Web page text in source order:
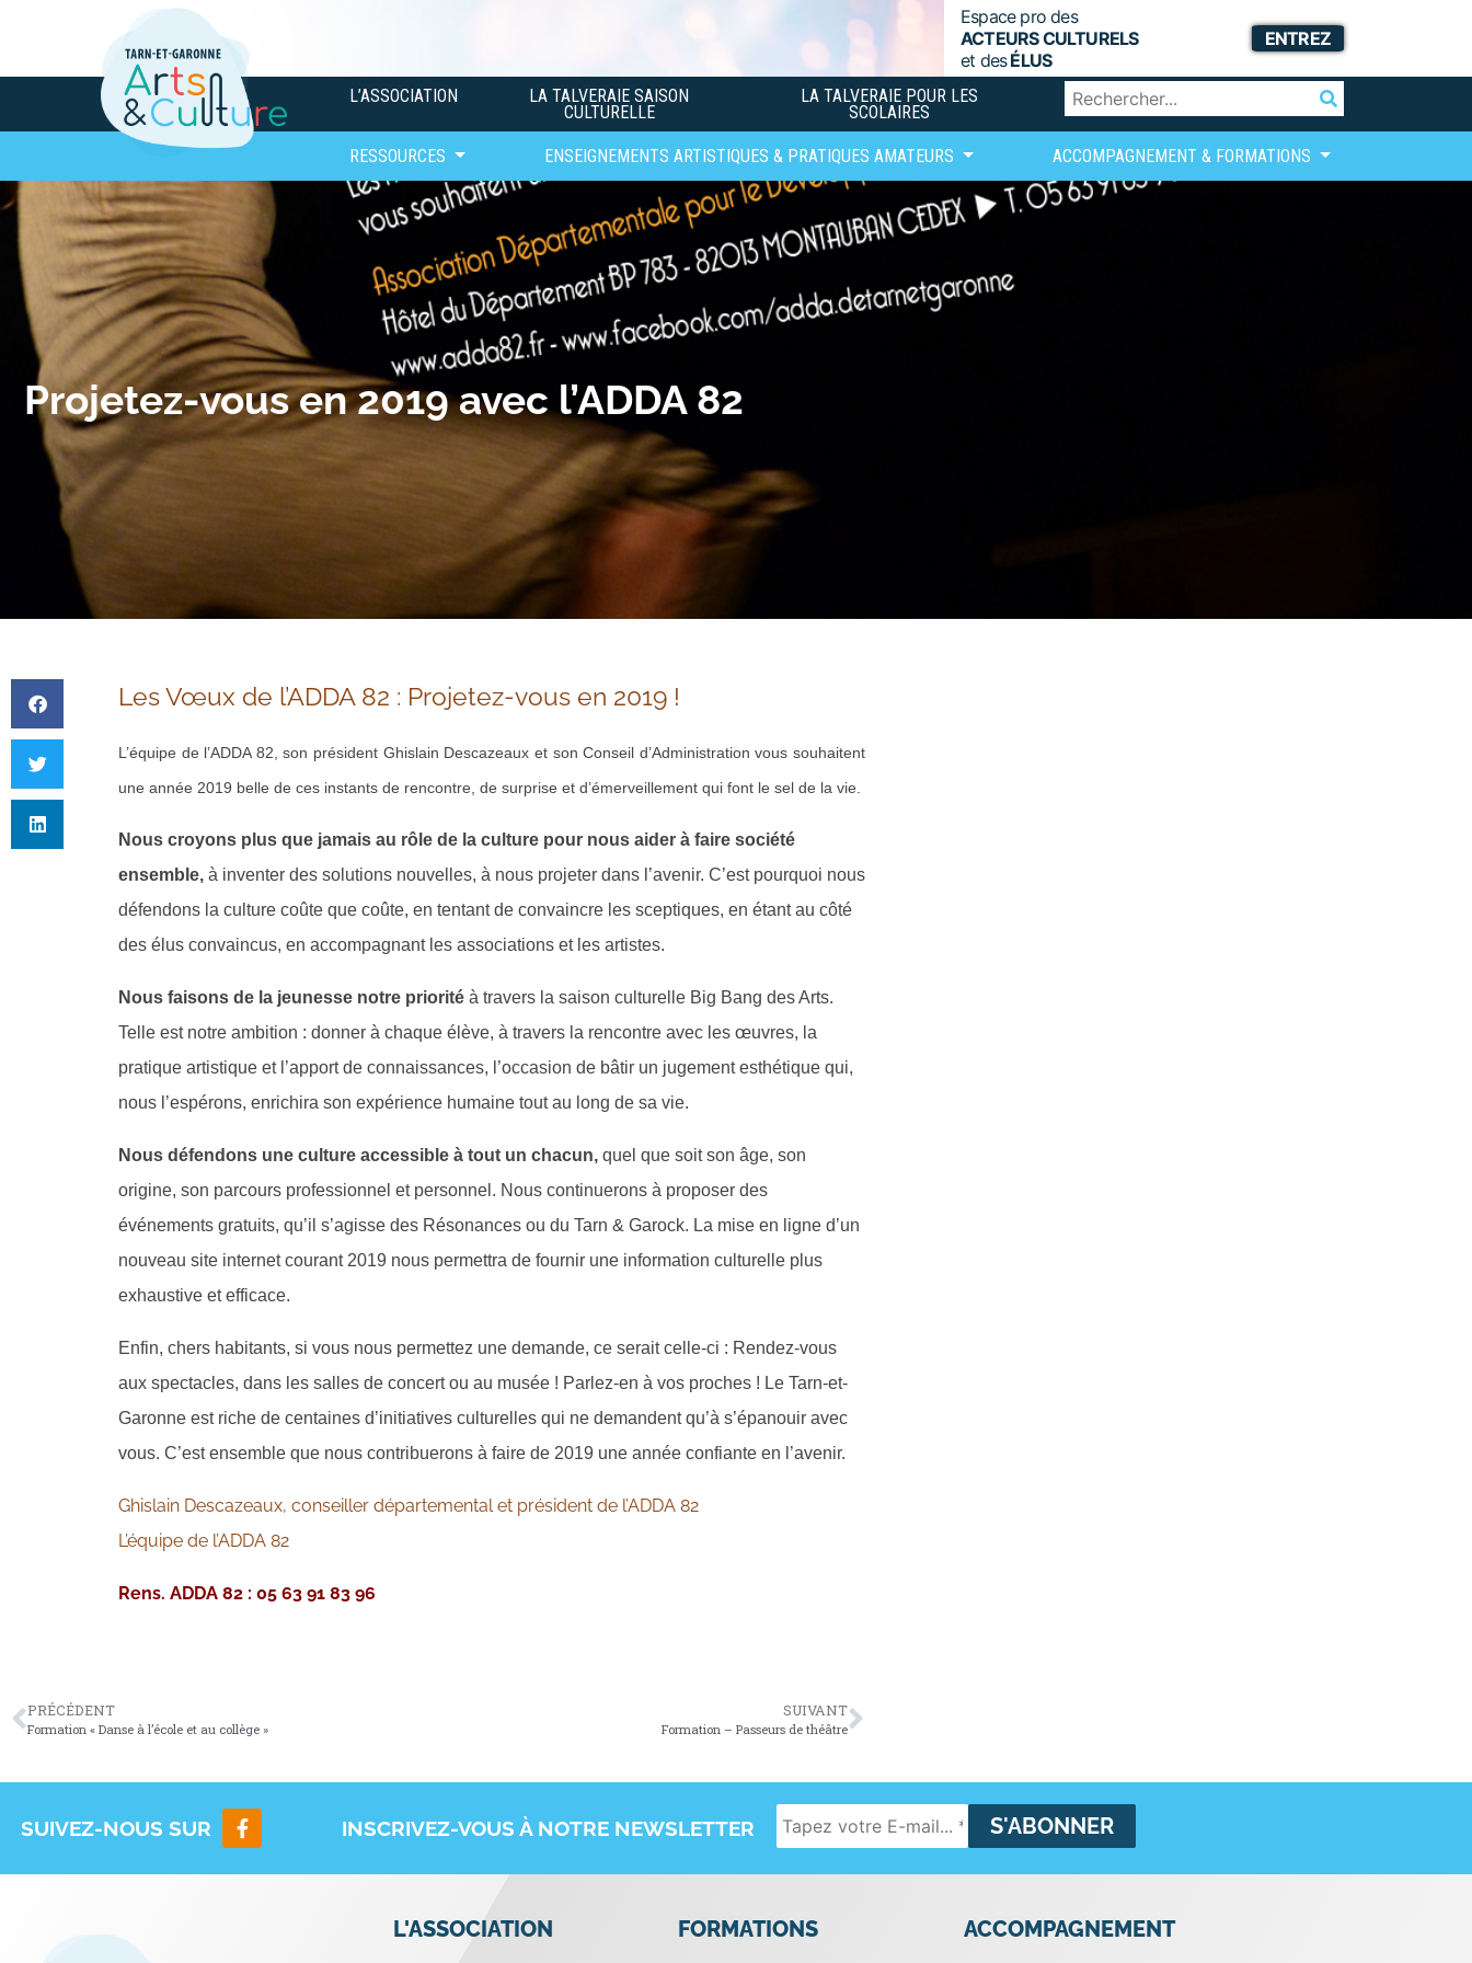
Espace pro des
ACTEURS CULTURELS
et desÉLUS
ENTREZ
L’ASSOCIATION LA TALVERAIE SAISON
CULTURELLE
LA TALVERAIE POUR LES
SCOLAIRES
RESSOURCES ENSEIGNEMENTS ARTISTIQUES & PRATIQUES AMATEURS ACCOMPAGNEMENT & FORMATIONS
Projetez-vous en 2019 avec l’ADDA 82
Les Vœux de l’ADDA 82 : Projetez-vous en 2019 !
L’équipe de l’ADDA 82, son président Ghislain Descazeaux et son Conseil d’Administration vous souhaitent
une année 2019 belle de ces instants de rencontre, de surprise et d’émerveillement qui font le sel de la vie.
Nous croyons plus que jamais au rôle de la culture pour nous aider à faire société
ensemble, à inventer des solutions nouvelles, à nous projeter dans l’avenir. C’est pourquoi nous
défendons la culture coûte que coûte, en tentant de convaincre les sceptiques, en étant au côté
des élus convaincus, en accompagnant les associations et les artistes.
Nous faisons de la jeunesse notre priorité à travers la saison culturelle Big Bang des Arts.
Telle est notre ambition : donner à chaque élève, à travers la rencontre avec les œuvres, la
pratique artistique et l’apport de connaissances, l’occasion de bâtir un jugement esthétique qui,
nous l’espérons, enrichira son expérience humaine tout au long de sa vie.
Nous défendons une culture accessible à tout un chacun, quel que soit son âge, son
origine, son parcours professionnel et personnel. Nous continuerons à proposer des
événements gratuits, qu’il s’agisse des Résonances ou du Tarn & Garock. La mise en ligne d’un
nouveau site internet courant 2019 nous permettra de fournir une information culturelle plus
exhaustive et efficace.
Enfin, chers habitants, si vous nous permettez une demande, ce serait celle-ci : Rendez-vous
aux spectacles, dans les salles de concert ou au musée ! Parlez-en à vos proches ! Le Tarn-et-
Garonne est riche de centaines d’initiatives culturelles qui ne demandent qu’à s’épanouir avec
vous. C’est ensemble que nous contribuerons à faire de 2019 une année confiante en l’avenir.
Ghislain Descazeaux, conseiller départemental et président de l’ADDA 82
L’équipe de l’ADDA 82
Rens. ADDA 82 : 05 63 91 83 96
PRÉCÉDENT
Formation « Danse à l’école et au collège »
SUIVANT
Formation – Passeurs de théâtre
SUIVEZ-NOUS SUR INSCRIVEZ-VOUS À NOTRE NEWSLETTER
L'ASSOCIATION FORMATIONS ACCOMPAGNEMENT